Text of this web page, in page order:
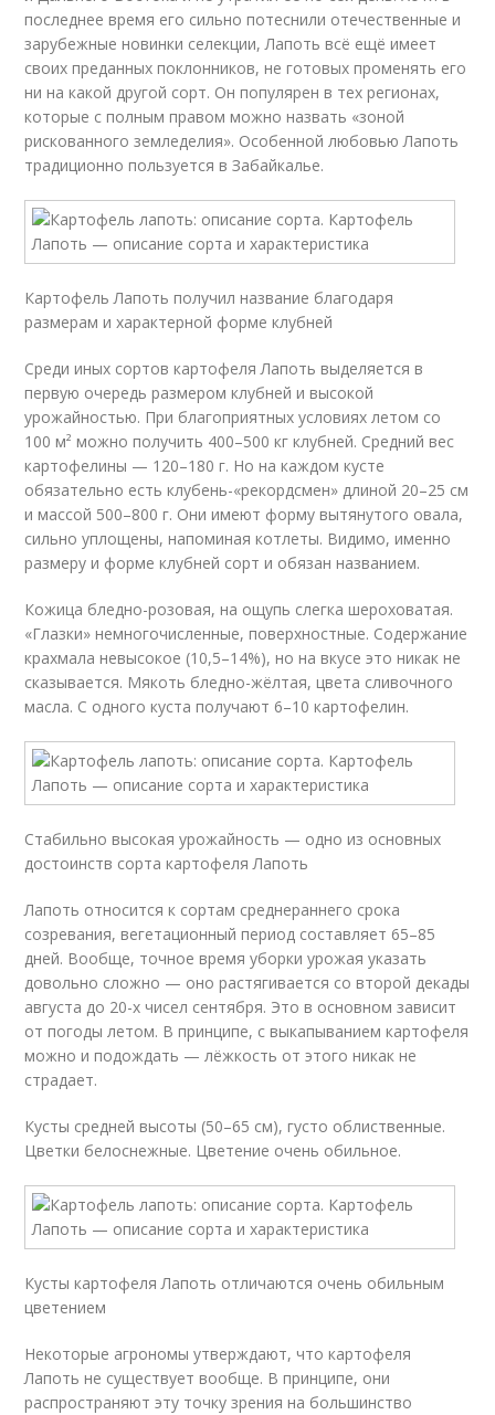
последнее время его сильно потеснили отечественные и
зарубежные новинки селекции, Лапоть всё ещё имеет
своих преданных поклонников, не готовых променять его
ни на какой другой сорт. Он популярен в тех регионах,
которые с полным правом можно назвать «зоной
рискованного земледелия». Особенной любовью Лапоть
традиционно пользуется в Забайкалье.
Картофель Лапоть получил название благодаря
размерам и характерной форме клубней
Среди иных сортов картофеля Лапоть выделяется в
первую очередь размером клубней и высокой
урожайностью. При благоприятных условиях летом со
100 м² можно получить 400–500 кг клубней. Средний вес
картофелины — 120–180 г. Но на каждом кусте
обязательно есть клубень-«рекордсмен» длиной 20–25 см
и массой 500–800 г. Они имеют форму вытянутого овала,
сильно уплощены, напоминая котлеты. Видимо, именно
размеру и форме клубней сорт и обязан названием.
Кожица бледно-розовая, на ощупь слегка шероховатая.
«Глазки» немногочисленные, поверхностные. Содержание
крахмала невысокое (10,5–14%), но на вкусе это никак не
сказывается. Мякоть бледно-жёлтая, цвета сливочного
масла. С одного куста получают 6–10 картофелин.
Стабильно высокая урожайность — одно из основных
достоинств сорта картофеля Лапоть
Лапоть относится к сортам среднераннего срока
созревания, вегетационный период составляет 65–85
дней. Вообще, точное время уборки урожая указать
довольно сложно — оно растягивается со второй декады
августа до 20-х чисел сентября. Это в основном зависит
от погоды летом. В принципе, с выкапыванием картофеля
можно и подождать — лёжкость от этого никак не
страдает.
Кусты средней высоты (50–65 см), густо облиственные.
Цветки белоснежные. Цветение очень обильное.
Кусты картофеля Лапоть отличаются очень обильным
цветением
Некоторые агрономы утверждают, что картофеля
Лапоть не существует вообще. В принципе, они
распространяют эту точку зрения на большинство